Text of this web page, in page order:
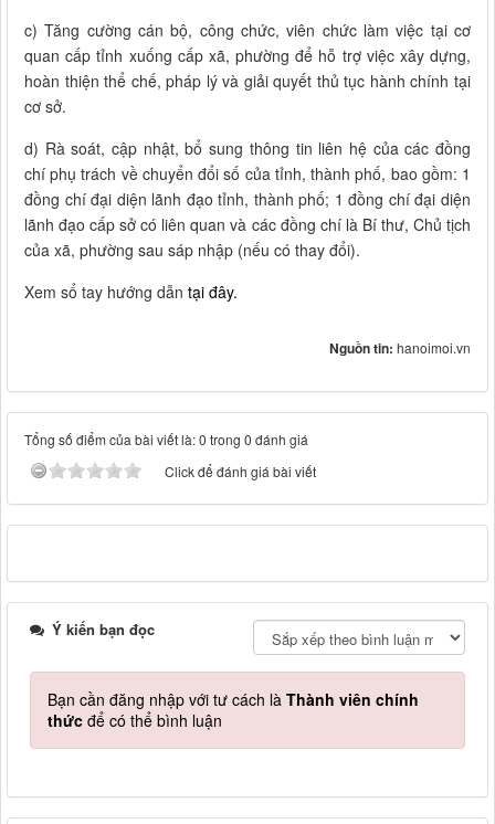
c) Tăng cường cán bộ, công chức, viên chức làm việc tại cơ
quan cấp tỉnh xuống cấp xã, phường để hỗ trợ việc xây dựng,
hoàn thiện thể chế, pháp lý và giải quyết thủ tục hành chính tại
cơ sở.
d) Rà soát, cập nhật, bổ sung thông tin liên hệ của các đồng
chí phụ trách về chuyển đổi số của tỉnh, thành phố, bao gồm: 1
đồng chí đại diện lãnh đạo tỉnh, thành phố; 1 đồng chí đại diện
lãnh đạo cấp sở có liên quan và các đồng chí là Bí thư, Chủ tịch
của xã, phường sau sáp nhập (nếu có thay đổi).
Xem sổ tay hướng dẫn tại đây.
Nguồn tin: hanoimoi.vn
Tổng số điểm của bài viết là: 0 trong 0 đánh giá
Click để đánh giá bài viết
Ý kiến bạn đọc
Bạn cần đăng nhập với tư cách là Thành viên chính
thức để có thể bình luận